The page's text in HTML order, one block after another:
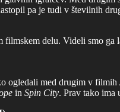
pa je tudi v številnih
filmskem delu. Videli smo ga
ogledali med drugim v filmih
in Spin City. Prav tako ima